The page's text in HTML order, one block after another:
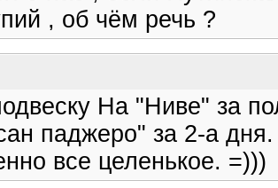
, об чём речь ?
На "Ниве" за
паджеро" за 2-а
все целенькое. =)))